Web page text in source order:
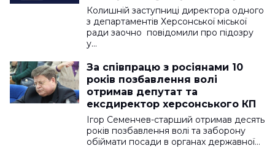
Колишній заступниці директора одного
з департаментів Херсонської міської
ради заочно повідомили про підозру
у…
За співпрацю з росіянами 10
років позбавлення волі
отримав депутат та
ексдиректор херсонського КП
Ігор Семенчев-старший отримав десять
років позбавлення волі та заборону
обіймати посади в органах державної…